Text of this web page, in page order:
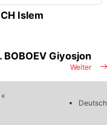
Islem
Weiter
BOBOEV Giyosjon
Deutsch